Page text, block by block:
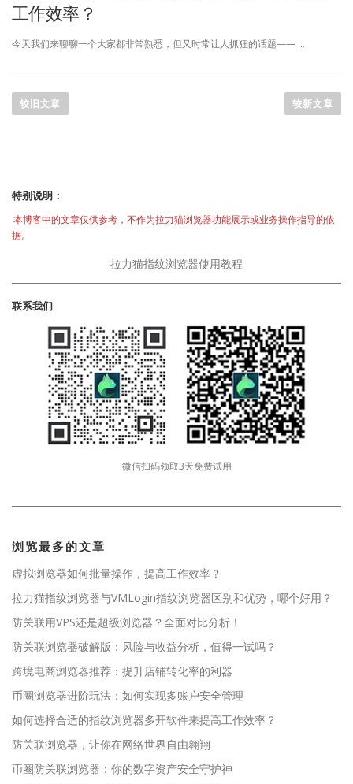
工作效率？
今天我们来聊聊一个大家都非常熟悉，但又时常让人抓狂的话题—— …
章
较旧文章 较新文章
特别说明：
本博客中的文章仅供参考，不作为拉力猫浏览器功能展示或业务操作指导的依
据。
拉力猫指纹浏览器使用教程
联系我们
微信扫码领取3天免费试用
浏览最多的文章
虚拟浏览器如何批量操作，提高工作效率？
拉力猫指纹浏览器与VMLogin指纹浏览器区别和优势，哪个好用？
防关联用VPS还是超级浏览器？全面对比分析！
防关联浏览器破解版：风险与收益分析，值得一试吗？
跨境电商浏览器推荐：提升店铺转化率的利器
币圈浏览器进阶玩法：如何实现多账户安全管理
如何选择合适的指纹浏览器多开软件来提高工作效率？
防关联浏览器，让你在网络世界自由翱翔
币圈防关联浏览器：你的数字资产安全守护神